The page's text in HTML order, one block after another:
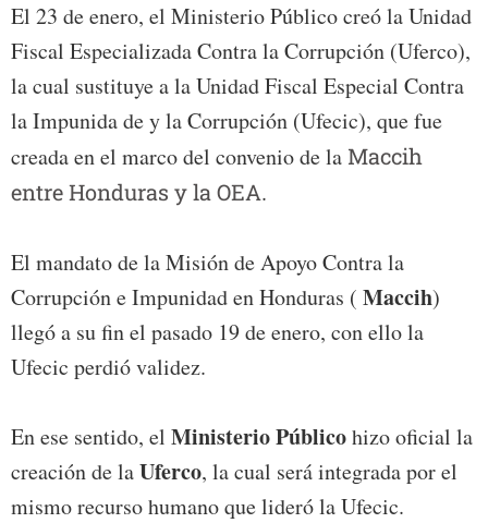
El 23 de enero, el Ministerio Público creó la Unidad
Fiscal Especializada Contra la Corrupción (Uferco),
la cual sustituye a la Unidad Fiscal Especial Contra
la Impunida de y la Corrupción (Ufecic), que fue
creada en el marco del convenio de la Maccih
entre Honduras y la OEA.
El mandato de la Misión de Apoyo Contra la
Corrupción e Impunidad en Honduras ( Maccih)
llegó a su fin el pasado 19 de enero, con ello la
Ufecic perdió validez.
En ese sentido, el Ministerio Públicohizo oficial la
creación de laUferco, la cual será integrada por el
mismo recurso humano que lideró la Ufecic.